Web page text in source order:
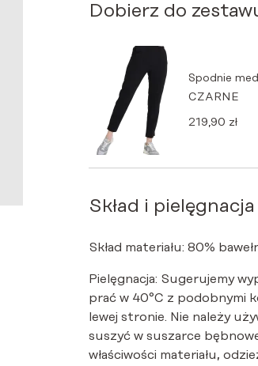
Dobierz do
Spodnie
CZARNE
219,90 zł
Skład i pielęgnacja
Skład materiału: 80%
Pielęgnacja: Sugerujemy
prać w 40°C z podobnymi
lewej stronie. Nie należy
suszyć w suszarce
właściwości materiału,